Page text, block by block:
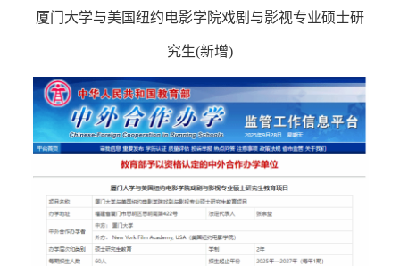
厦门大学与美国纽约电影学院戏剧与影视专业硕士研
究生(新增)